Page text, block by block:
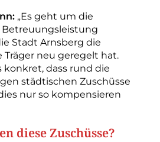
„Es geht um die
Stadt Arnsberg die
Träger neu geregelt hat.
konkret, dass rund die
städtischen Zuschüsse
nur so kompensieren
diese Zuschüsse?